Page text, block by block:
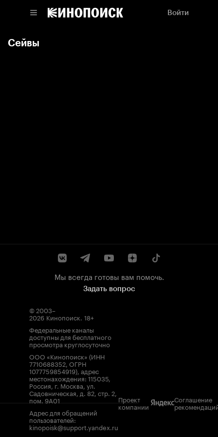
Войти
Сейвы
Мы всегда готовы вам помочь.
Задать вопрос
© 2003–
2026 Кинопоиск. 18+
Федеральные каналы
доступны для бесплатного
просмотра круглосуточно
ООО «Кинопоиск» (ИНН
7710688352, ОГРН
1077759854919), адрес
местонахождения: 115035,
Россия, г. Москва, ул.
Садовническая, д. 82, стр. 2,
пом. 9А01
Адрес для обращений
пользователей:
kinopoisk@support.yandex.ru
Проект
компании
Соглашение